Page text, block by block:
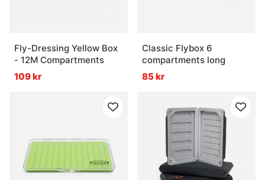
Fly-Dressing Yellow Box
- 12M Compartments
109 kr
Classic Flybox 6
compartments long
85 kr